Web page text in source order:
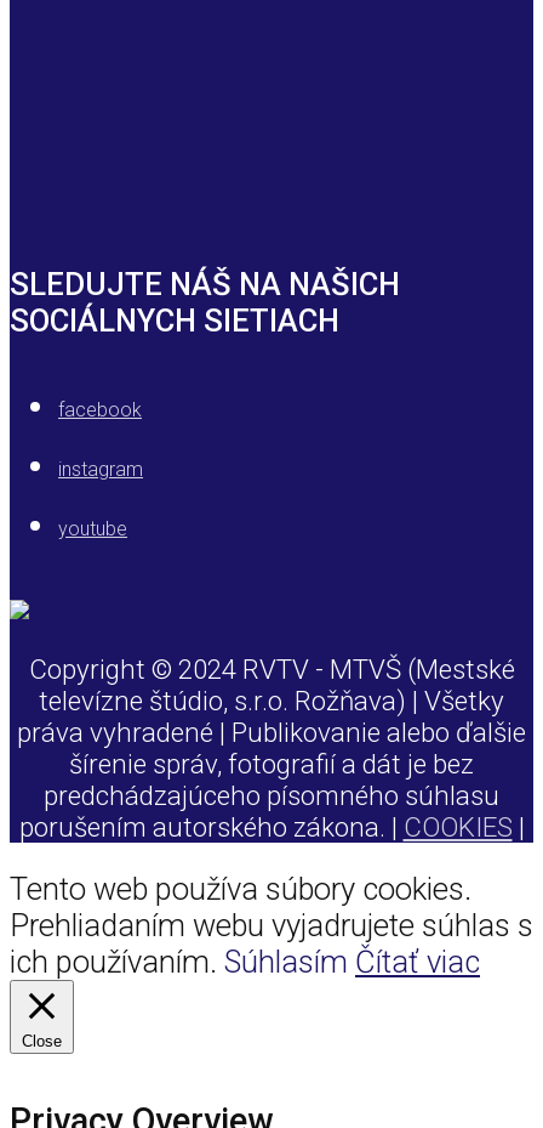
SLEDUJTE NÁŠ NA NAŠICH
SOCIÁLNYCH SIETIACH
facebook
instagram
youtube
Copyright © 2024 RVTV - MTVŠ (Mestské
televízne štúdio, s.r.o. Rožňava) | Všetky
práva vyhradené | Publikovanie alebo ďalšie
šírenie správ, fotografií a dát je bez
predchádzajúceho písomného súhlasu
porušením autorského zákona. | COOKIES |
Tento web používa súbory cookies.
Prehliadaním webu vyjadrujete súhlas s
ich používaním. Súhlasím Čítať viac
Close